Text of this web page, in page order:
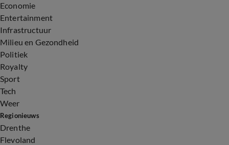
Economie
Entertainment
Infrastructuur
Milieu en Gezondheid
Politiek
Royalty
Sport
Tech
Weer
Regionieuws
Drenthe
Flevoland